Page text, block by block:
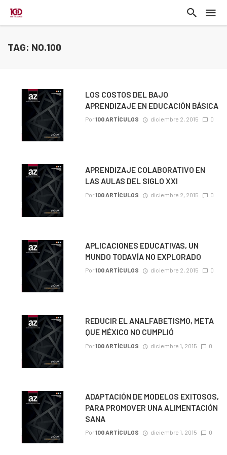
TAG: NO.100
LOS COSTOS DEL BAJO
APRENDIZAJE EN EDUCACIÓN BÁSICA
Por100 ARTÍCULOS diciembre 2, 2015 0
APRENDIZAJE COLABORATIVO EN
LAS AULAS DEL SIGLO XXI
Por100 ARTÍCULOS diciembre 2, 2015 0
APLICACIONES EDUCATIVAS, UN
MUNDO TODAVÍA NO EXPLORADO
Por100 ARTÍCULOS diciembre 2, 2015 0
REDUCIR EL ANALFABETISMO, META
QUE MÉXICO NO CUMPLIÓ
Por100 ARTÍCULOS diciembre 1, 2015 0
ADAPTACIÓN DE MODELOS EXITOSOS,
PARA PROMOVER UNA ALIMENTACIÓN
SANA
Por100 ARTÍCULOS diciembre 1, 2015 0